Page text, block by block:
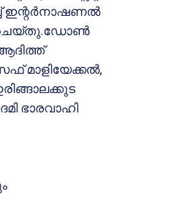
ഇന്റര്‍നാഷണല്‍
ചെയ്തു.ഡോണ്‍
മാളിയേക്കല്‍,
ഭാരവാഹി